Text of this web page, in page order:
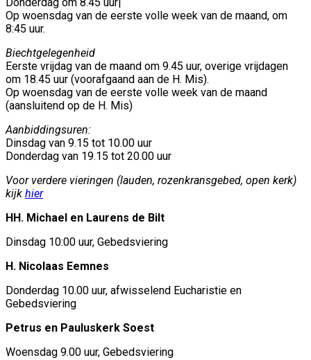
Op woensdag van de eerste volle week van de maand, om
8:45 uur.
Biechtgelegenheid
Eerste vrijdag van de maand om 9.45 uur, overige vrijdagen
om 18.45 uur (voorafgaand aan de H. Mis).
Op woensdag van de eerste volle week van de maand
(aansluitend op de H. Mis)
Aanbiddingsuren:
Dinsdag van 9.15 tot 10.00 uur
Donderdag van 19.15 tot 20.00 uur
Voor verdere vieringen (lauden, rozenkransgebed, open kerk)
kijk hier
HH. Michael en Laurens de Bilt
Dinsdag 10:00 uur, Gebedsviering
H. Nicolaas Eemnes
Donderdag 10.00 uur, afwisselend Eucharistie en
Gebedsviering
Petrus en Pauluskerk Soest
Woensdag 9.00 uur, Gebedsviering